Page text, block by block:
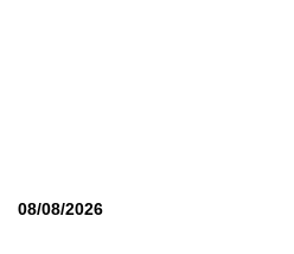
08/08/2026